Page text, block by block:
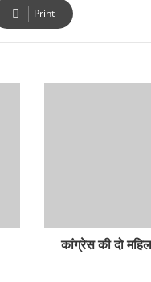
Print
कांग्रेस की दो